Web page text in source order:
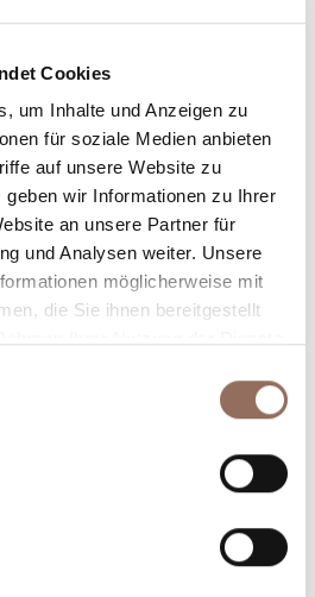
Cookies
um Inhalte und Anzeigen zu
für soziale Medien anbieten
auf unsere Website zu
wir Informationen zu Ihrer
an unsere Partner für
und Analysen weiter. Unsere
möglicherweise mit
die Sie ihnen bereitgestellt
Urlaub
und isst, was du in jedem
Roero unternehmen
aufs Wetter in Echtzeit.